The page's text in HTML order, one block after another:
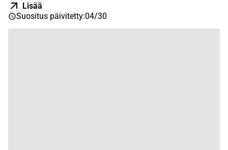
Lisää
Suositus päivitetty:04/30